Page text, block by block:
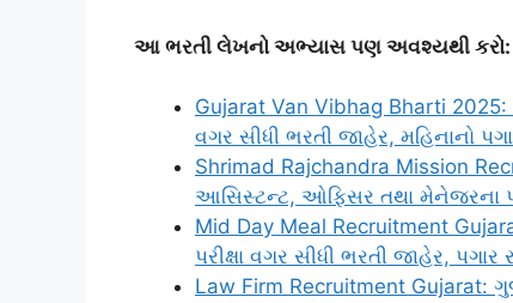
આ ભરતી લેખનો અભ્યાસ પણ અવશ્યથી કરો:
Gujarat Van Vibhag Bharti 2025:
વગર સીધી ભરતી જાહેર, મહિનાનો
Shrimad Rajchandra Mission
આસિસ્ટન્ટ, ઓફિસર તથા મેનેજરના
Mid Day Meal Recruitment
પરીક્ષા વગર સીધી ભરતી જાહેર,
Law Firm Recruitment Gujarat: